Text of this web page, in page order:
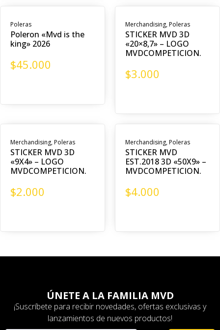
Poleras
Poleron «Mvd is the
king» 2026
$45.000
Merchandising,Poleras
STICKER MVD 3D
«20×8,7» – LOGO
MVDCOMPETICION.
$3.000
Merchandising,Poleras
STICKER MVD 3D
«9X4» – LOGO
MVDCOMPETICION.
$2.000
Merchandising,Poleras
STICKER MVD
EST.2018 3D «50X9» –
MVDCOMPETICION.
$4.000
ÚNETE A LA FAMILIA MVD
¡Suscríbete para recibir novedades, ofertas exclusivas y
lanzamientos de nuevos productos!